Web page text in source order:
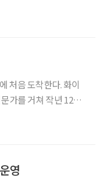
처음 도착한다. 화이
가를 거쳐 작년 12월
영